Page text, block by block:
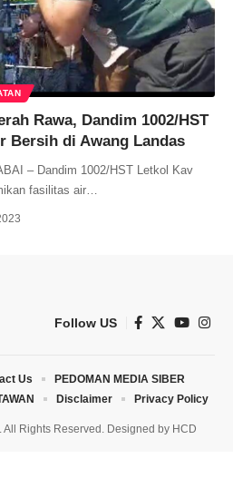
Rawa, Dandim 1002/HST
Bersih di Awang Landas
– Dandim 1002/HST Letkol Kav
fasilitas air…
Follow US
Rights Reserved. Designed by HCD
Us
PEDOMAN MEDIA SIBER
Disclaimer Privacy Policy